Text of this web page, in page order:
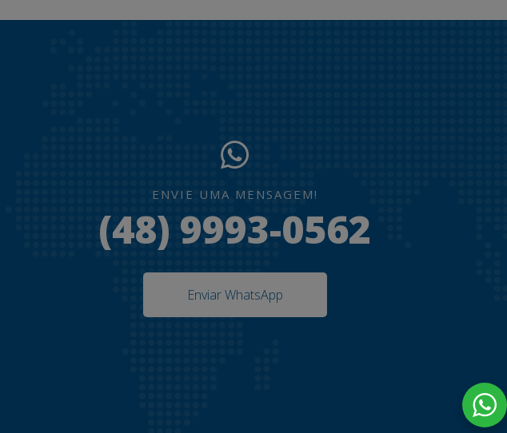
ENVIE UMA MENSAGEM!
(48) 9993-0562
Enviar WhatsApp